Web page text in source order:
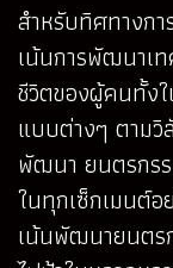
สำหรับทิศทางก
เน้นการพัฒนาเท
ชีวิตของผู้คนทั้งใ
แบบต่างๆ ตาม
พัฒนา ยนตรกรร
ในทุกเซ็กเมนต์อ
เน้นพัฒนายนตร